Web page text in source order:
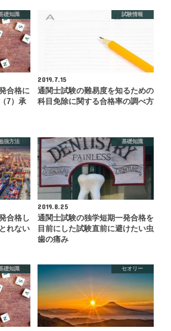
礎知識
合格に
7）承
試験情報
2019.7.15
通関士試験の難易度を知るための
科目免除に関する合格率の調べ方
強方法
合格し
れない
基礎知識
2019.8.25
通関士試験の独学短期一発合格を
目前にした試験直前に避けたい虫
歯の痛み
礎知識 セオリー